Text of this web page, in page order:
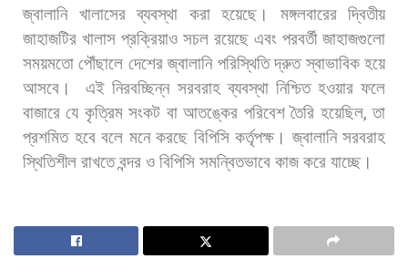
জ্বালানি
খালাসের ব্যবস্থা করা হয়েছে। মঙ্গলবারের দ্বিতীয়
জাহাজটির খালাস প্রক্রিয়াও সচল রয়েছে এবং পরবর্তী জাহাজগুলো
সময়মতো পৌঁছালে দেশের জ্বালানি পরিস্থিতি দ্রুত স্বাভাবিক হয়ে
আসবে।
এই নিরবচ্ছিন্ন সরবরাহ ব্যবস্থা নিশ্চিত হওয়ার ফলে
বাজারে যে কৃত্রিম সংকট বা আতঙ্কের পরিবেশ তৈরি হয়েছিল,তা
প্রশমিত হবে বলে মনে করছে বিপিসি কর্তৃপক্ষ। জ্বালানি সরবরাহ
স্থিতিশীল রাখতে বন্দর ও বিপিসি সমন্বিতভাবে কাজ করে যাচ্ছে।